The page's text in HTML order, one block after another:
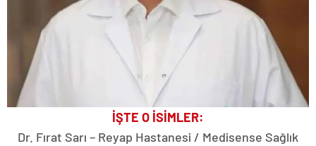
İŞTE O İSİMLER:
Dr. Fırat Sarı – Reyap Hastanesi / Medisense Sağlık